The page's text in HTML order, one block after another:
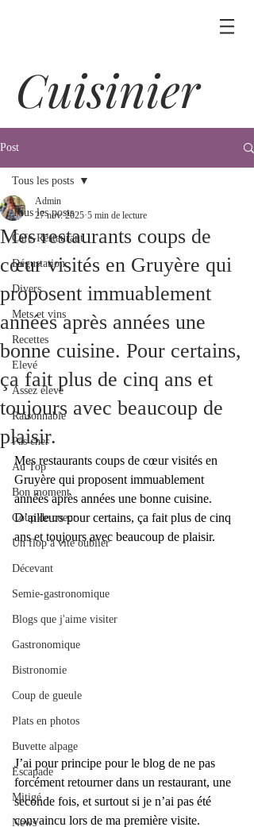
Cuisinier
Post
Tous les posts
Café-Restaurant
Dégustation
Divers
Mets et vins
Recettes
Elevé
Assez élevé
Raisonnable
Pas cher
Au Top
Bon moment
Coup de coeur
Un flop à vite oublier
Décevant
Semie-gastronomique
Blogs que j'aime visiter
Gastronomique
Bistronomie
Coup de gueule
Plats en photos
Buvette alpage
Escapade
Mitigé
News
Tous les posts
Mes restaurants coups de
cœur visités en Gruyère qui
proposent immuablement
années après années une
bonne cuisine. Pour certains,
ça fait plus de cinq ans et
toujours avec beaucoup de
plaisir.
Admin
27 nov. 2025 5 min de lecture
Mes restaurants coups de cœur visités en
Gruyère qui proposent immuablement
années après années une bonne cuisine.
D’ailleurs pour certains, ça fait plus de cinq
ans et toujours avec beaucoup de plaisir.
J’ai pour principe pour le blog de ne pas
forcément retourner dans un restaurant, une
seconde fois, et surtout si je n’ai pas été
convaincu lors de ma première visite.